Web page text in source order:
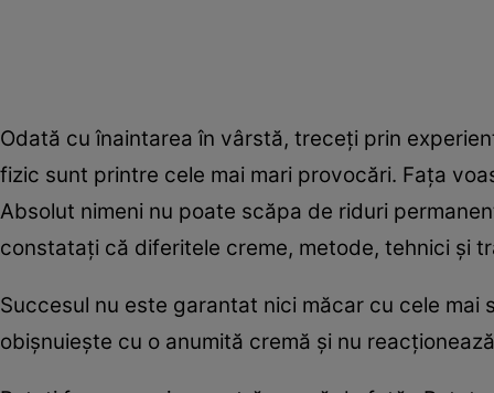
Odată cu înaintarea în vârstă, treceţi prin
fizic sunt printre cele mai mari provocări. Faţa
Absolut nimeni nu poate scăpa de riduri
constataţi că diferitele creme, metode, tehnici şi
Succesul nu este garantat nici măcar cu cele
obişnuieşte cu o anumită cremă şi nu